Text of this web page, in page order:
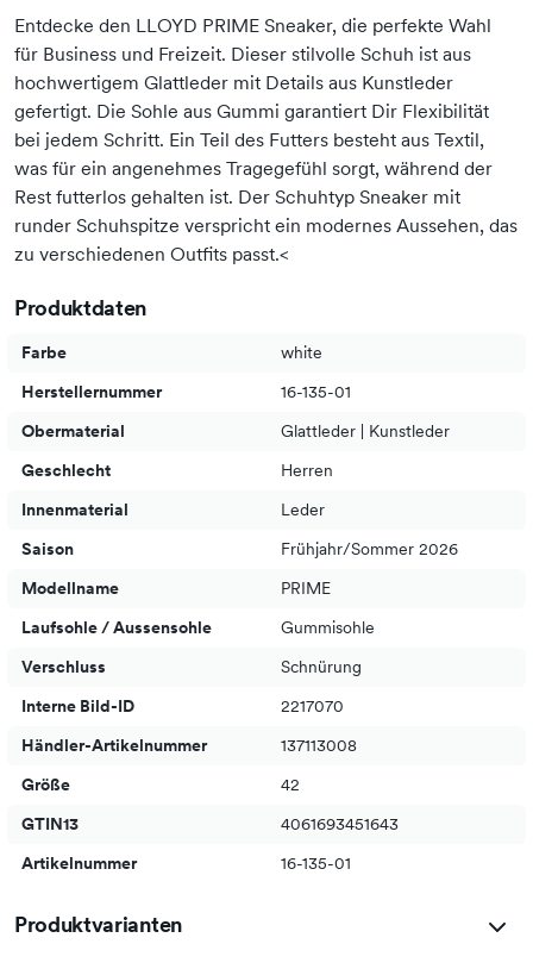
Entdecke den LLOYD PRIME Sneaker, die perfekte Wahl
für Business und Freizeit. Dieser stilvolle Schuh ist aus
hochwertigem Glattleder mit Details aus Kunstleder
gefertigt. Die Sohle aus Gummi garantiert Dir Flexibilität
bei jedem Schritt. Ein Teil des Futters besteht aus Textil,
was für ein angenehmes Tragegefühl sorgt, während der
Rest futterlos gehalten ist. Der Schuhtyp Sneaker mit
runder Schuhspitze verspricht ein modernes Aussehen, das
zu verschiedenen Outfits passt.<
Produktdaten
Farbe
white
Herstellernummer
16-135-01
Obermaterial
Glattleder | Kunstleder
Geschlecht
Herren
Innenmaterial
Leder
Saison
Frühjahr/Sommer 2026
Modellname
PRIME
Laufsohle / Aussensohle
Gummisohle
Verschluss
Schnürung
Interne Bild-ID
2217070
Händler-Artikelnummer
137113008
Größe
42
GTIN13
4061693451643
Artikelnummer
16-135-01
Produktvarianten